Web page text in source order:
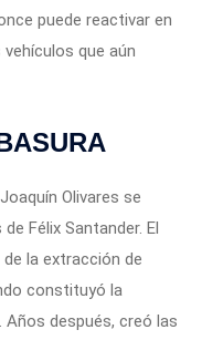
puede reactivar en
que aún
Olivares se
Félix Santander. El
la extracción de
constituyó la
Años después, creó las